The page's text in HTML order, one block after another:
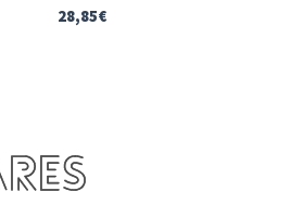
28,85€